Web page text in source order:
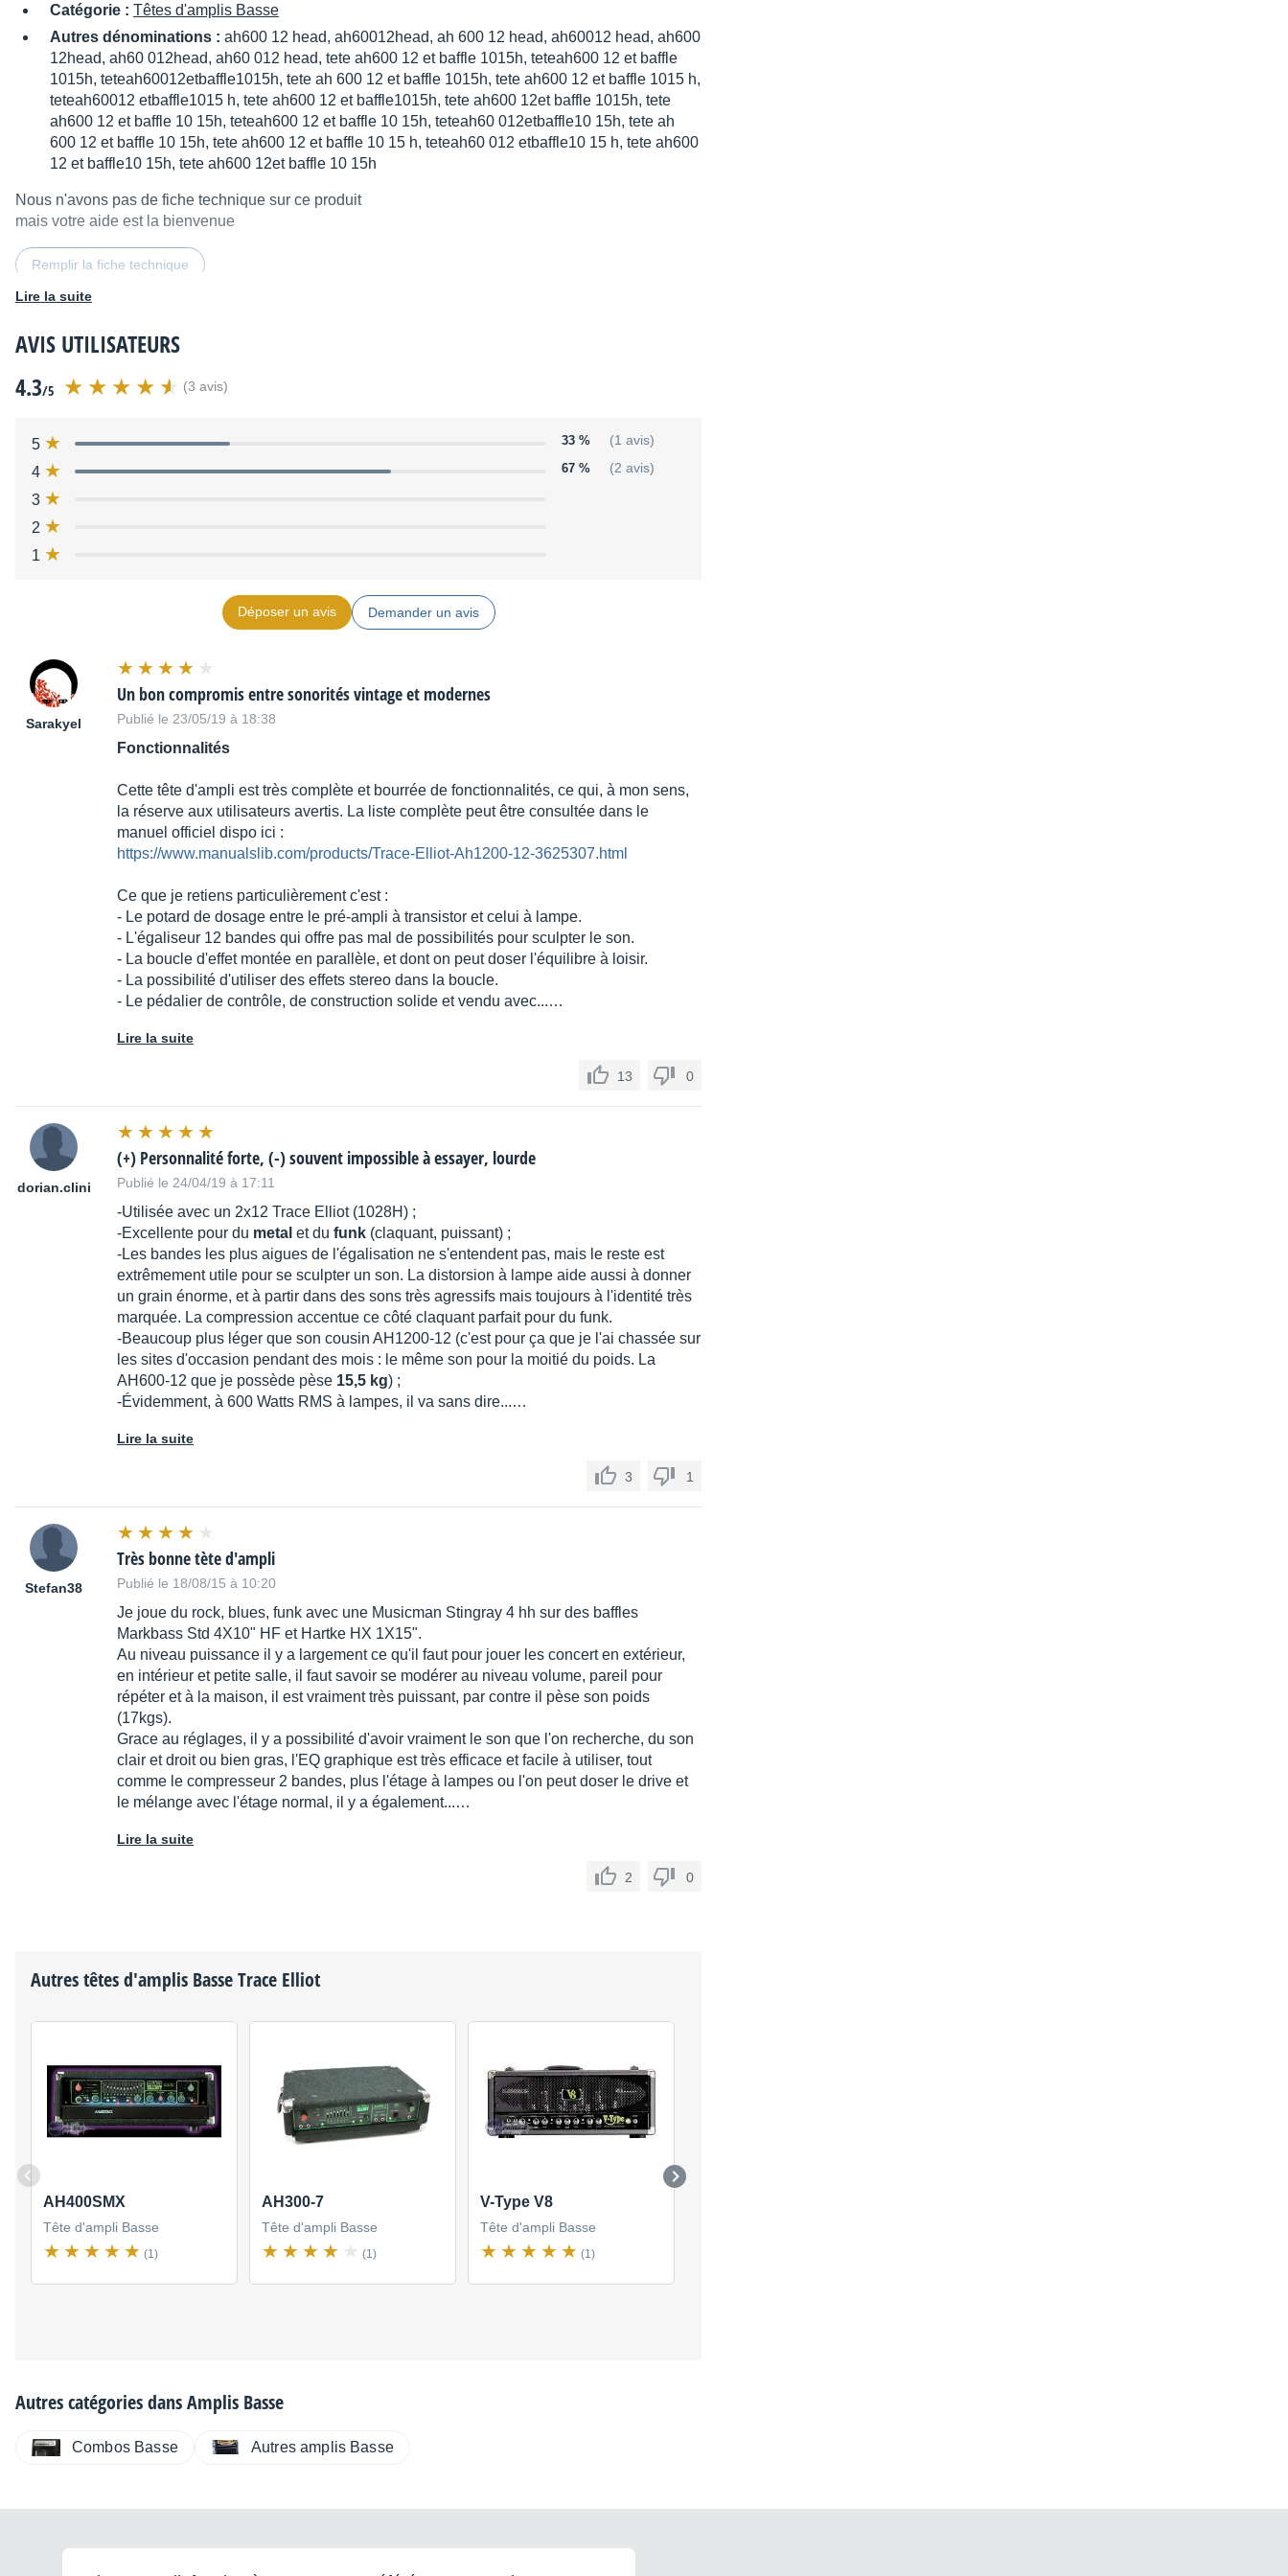
Catégorie : Têtes d'amplis Basse
Autres dénominations : ah600 12 head, ah60012head, ah 600 12 head, ah60012 head, ah600
12head, ah60 012head, ah60 012 head, tete ah600 12 et baffle 1015h, teteah600 12 et baffle
1015h, teteah60012etbaffle1015h, tete ah 600 12 et baffle 1015h, tete ah600 12 et baffle 1015 h,
teteah60012 etbaffle1015 h, tete ah600 12 et baffle1015h, tete ah600 12et baffle 1015h, tete
ah600 12 et baffle 10 15h, teteah600 12 et baffle 10 15h, teteah60 012etbaffle10 15h, tete ah
600 12 et baffle 10 15h, tete ah600 12 et baffle 10 15 h, teteah60 012 etbaffle10 15 h, tete ah600
12 et baffle10 15h, tete ah600 12et baffle 10 15h
Nous n'avons pas de fiche technique sur ce produit
mais votre aide est la bienvenue
Remplir la fiche technique
Distribué par
Lire la suite
AVIS UTILISATEURS
4.3/5 (3 avis)
5 33 % (1 avis)
4 67 % (2 avis)
3
2
1
Déposer un avis Demander un avis
Sarakyel
Un bon compromis entre sonorités vintage et modernes
Publié le 23/05/19 à 18:38
Fonctionnalités
Cette tête d'ampli est très complète et bourrée de fonctionnalités, ce qui, à mon sens,
la réserve aux utilisateurs avertis. La liste complète peut être consultée dans le
manuel officiel dispo ici :
https://www.manualslib.com/products/Trace-Elliot-Ah1200-12-3625307.html
Ce que je retiens particulièrement c'est :
- Le potard de dosage entre le pré-ampli à transistor et celui à lampe.
- L'égaliseur 12 bandes qui offre pas mal de possibilités pour sculpter le son.
- La boucle d'effet montée en parallèle, et dont on peut doser l'équilibre à loisir.
- La possibilité d'utiliser des effets stereo dans la boucle.
- Le pédalier de contrôle, de construction solide et vendu avec...…
Lire la suite
13 0
dorian.clini
(+) Personnalité forte, (-) souvent impossible à essayer, lourde
Publié le 24/04/19 à 17:11
-Utilisée avec un 2x12 Trace Elliot (1028H) ;
-Excellente pour du metal et du funk (claquant, puissant) ;
-Les bandes les plus aigues de l'égalisation ne s'entendent pas, mais le reste est
extrêmement utile pour se sculpter un son. La distorsion à lampe aide aussi à donner
un grain énorme, et à partir dans des sons très agressifs mais toujours à l'identité très
marquée. La compression accentue ce côté claquant parfait pour du funk.
-Beaucoup plus léger que son cousin AH1200-12 (c'est pour ça que je l'ai chassée sur
les sites d'occasion pendant des mois : le même son pour la moitié du poids. La
AH600-12 que je possède pèse 15,5 kg) ;
-Évidemment, à 600 Watts RMS à lampes, il va sans dire...…
Lire la suite
3 1
Stefan38
Très bonne tète d'ampli
Publié le 18/08/15 à 10:20
Je joue du rock, blues, funk avec une Musicman Stingray 4 hh sur des baffles
Markbass Std 4X10" HF et Hartke HX 1X15".
Au niveau puissance il y a largement ce qu'il faut pour jouer les concert en extérieur,
en intérieur et petite salle, il faut savoir se modérer au niveau volume, pareil pour
répéter et à la maison, il est vraiment très puissant, par contre il pèse son poids
(17kgs).
Grace au réglages, il y a possibilité d'avoir vraiment le son que l'on recherche, du son
clair et droit ou bien gras, l'EQ graphique est très efficace et facile à utiliser, tout
comme le compresseur 2 bandes, plus l'étage à lampes ou l'on peut doser le drive et
le mélange avec l'étage normal, il y a également...…
Lire la suite
2 0
Autres têtes d'amplis BasseTrace Elliot
AH400SMX
Tête d'ampli Basse
(1)
AH300-7
Tête d'ampli Basse
(1)
V-Type V8
Tête d'ampli Basse
(1)
Autres catégories dansAmplis Basse
Combos Basse Autres amplis Basse